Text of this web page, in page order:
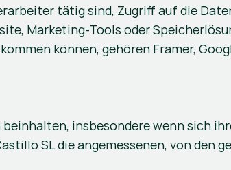
tätig sind, Zugriff auf die
Marketing-Tools oder
können, gehören Framer,
insbesondere wenn sich
SL die angemessenen, von den